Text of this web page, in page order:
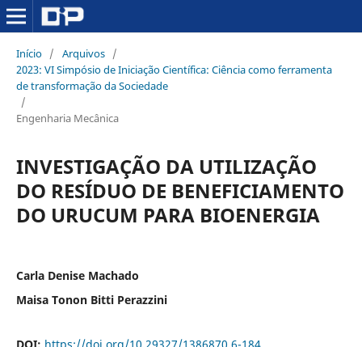
Início / Arquivos /
2023: VI Simpósio de Iniciação Científica: Ciência como ferramenta
de transformação da Sociedade
/
Engenharia Mecânica
INVESTIGAÇÃO DA UTILIZAÇÃO
DO RESÍDUO DE BENEFICIAMENTO
DO URUCUM PARA BIOENERGIA
Carla Denise Machado
Maisa Tonon Bitti Perazzini